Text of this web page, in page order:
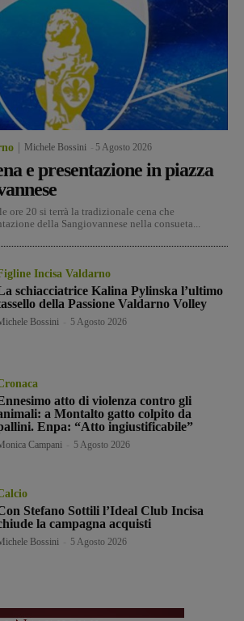
Michele Bossini 5 Agosto 2026
e presentazione in piazza
ore 20 si terrà la tradizionale cena che
della Sangiovannese nella consueta...
Incisa Valdarno
schiacciatrice Kalina Pylinska l’ultimo
della Passione Valdarno Volley
Bossini 5 Agosto 2026
atto di violenza contro gli
a Montalto gatto colpito da
Enpa: “Atto ingiustificabile”
Campani 5 Agosto 2026
Stefano Sottili l’Ideal Club Incisa
la campagna acquisti
Bossini 5 Agosto 2026